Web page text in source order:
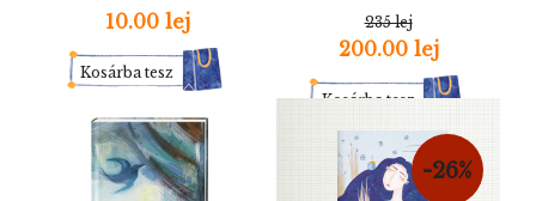
10.00 lej
Kosárba tesz
235 lej
200.00 lej
Kosárba tesz
-26%